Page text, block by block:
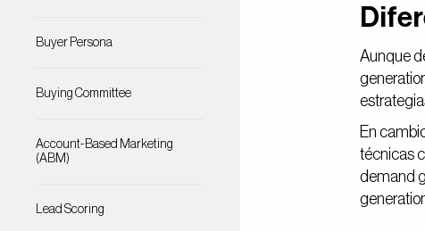
Buyer Persona
Buying Committee
Account-Based Marketing
(ABM)
Lead Scoring
Aunque
En
técnicas
demand